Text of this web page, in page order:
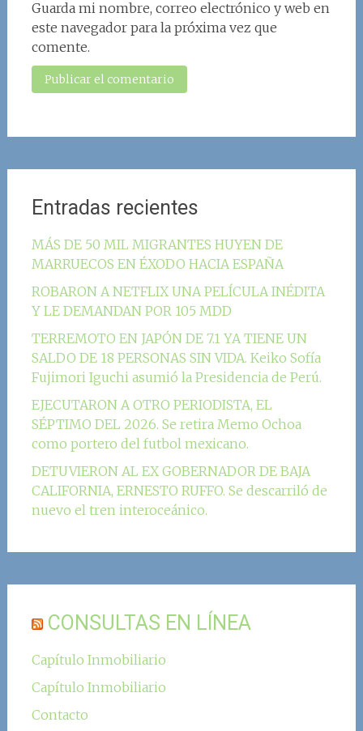
Guarda mi nombre, correo electrónico y web en
este navegador para la próxima vez que
comente.
Entradas recientes
MÁS DE 50 MIL MIGRANTES HUYEN DE
MARRUECOS EN ÉXODO HACIA ESPAÑA
ROBARON A NETFLIX UNA PELÍCULA INÉDITA
Y LE DEMANDAN POR 105 MDD
TERREMOTO EN JAPÓN DE 7.1 YA TIENE UN
SALDO DE 18 PERSONAS SIN VIDA. Keiko Sofía
Fujimori Iguchi asumió la Presidencia de Perú.
EJECUTARON A OTRO PERIODISTA, EL
SÉPTIMO DEL 2026. Se retira Memo Ochoa
como portero del futbol mexicano.
DETUVIERON AL EX GOBERNADOR DE BAJA
CALIFORNIA, ERNESTO RUFFO. Se descarriló de
nuevo el tren interoceánico.
CONSULTAS EN LÍNEA
Capítulo Inmobiliario
Capítulo Inmobiliario
Contacto